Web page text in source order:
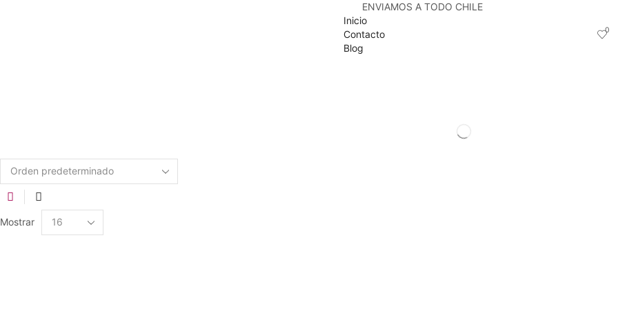
ENVIAMOS A TODO CHILE
Inicio
Contacto
Blog
0
Mostrar